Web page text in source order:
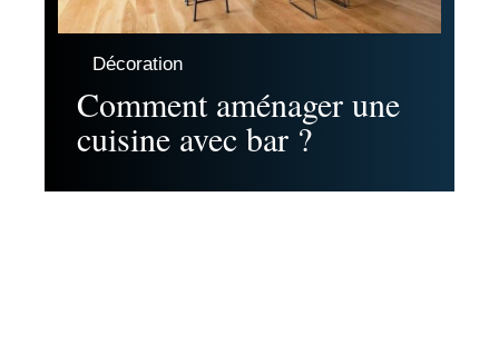
Décoration
Comment aménager une
cuisine avec bar ?